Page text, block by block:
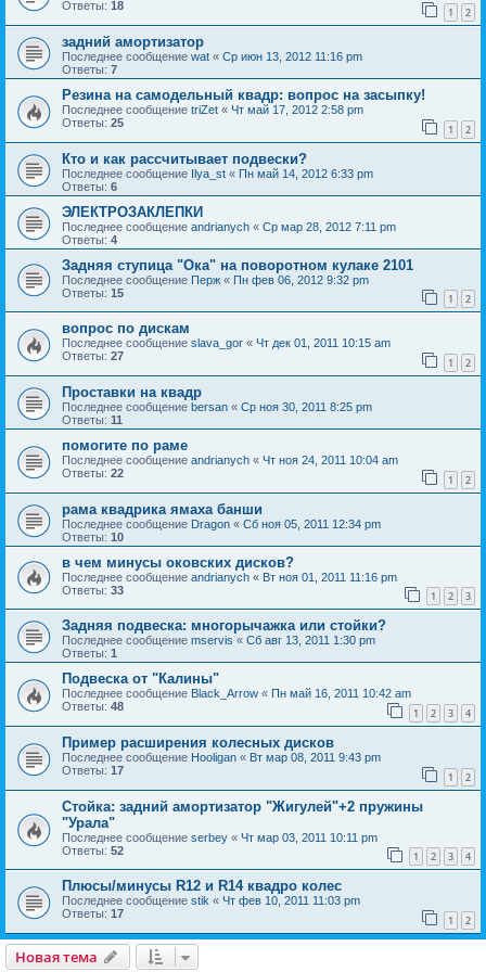
Ответы: 18 1 2
задний амортизатор
Последнее сообщение wat « Ср июн 13, 2012 11:16 pm
Ответы: 7
Резина на самодельный квадр: вопрос на засыпку!
Последнее сообщение triZet « Чт май 17, 2012 2:58 pm
Ответы: 25 1 2
Кто и как рассчитывает подвески?
Последнее сообщение Ilya_st « Пн май 14, 2012 6:33 pm
Ответы: 6
ЭЛЕКТРОЗАКЛЕПКИ
Последнее сообщение andrianych « Ср мар 28, 2012 7:11 pm
Ответы: 4
Задняя ступица "Ока" на поворотном кулаке 2101
Последнее сообщение Перж « Пн фев 06, 2012 9:32 pm
Ответы: 15 1 2
вопрос по дискам
Последнее сообщение slava_gor « Чт дек 01, 2011 10:15 am
Ответы: 27 1 2
Проставки на квадр
Последнее сообщение bersan « Ср ноя 30, 2011 8:25 pm
Ответы: 11
помогите по раме
Последнее сообщение andrianych « Чт ноя 24, 2011 10:04 am
Ответы: 22 1 2
рама квадрика ямаха банши
Последнее сообщение Dragon « Сб ноя 05, 2011 12:34 pm
Ответы: 10
в чeм минусы оковских дисков?
Последнее сообщение andrianych « Вт ноя 01, 2011 11:16 pm
Ответы: 33 1 2 3
Задняя подвеска: многорычажка или стойки?
Последнее сообщение mservis « Сб авг 13, 2011 1:30 pm
Ответы: 1
Подвеска от "Калины"
Последнее сообщение Black_Arrow « Пн май 16, 2011 10:42 am
Ответы: 48 1 2 3 4
Пример расширения колесных дисков
Последнее сообщение Hooligan « Вт мар 08, 2011 9:43 pm
Ответы: 17 1 2
Стойка: задний амортизатор "Жигулей"+2 пружины
"Урала"
Последнее сообщение serbey « Чт мар 03, 2011 10:11 pm
Ответы: 52 1 2 3 4
Плюсы/минусы R12 и R14 квадро колес
Последнее сообщение stik « Чт фев 10, 2011 11:03 pm
Ответы: 17 1 2
Новая тема